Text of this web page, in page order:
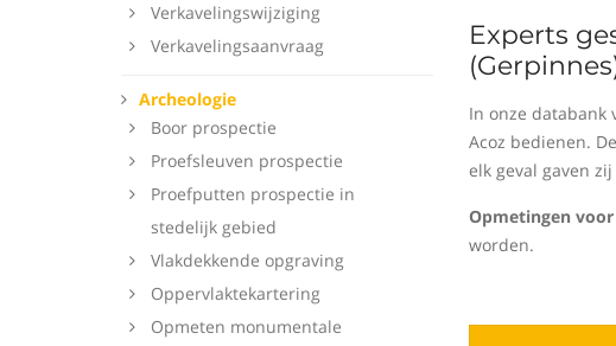
Verkavelingswijziging
Verkavelingsaanvraag
Archeologie
Boor prospectie
Proefsleuven prospectie
Proefputten prospectie in
stedelijk gebied
Vlakdekkende opgraving
Oppervlaktekartering
Opmeten monumentale
Experts
In onze databank
Acoz bedienen.
elk geval gaven
Opmetingen
worden.